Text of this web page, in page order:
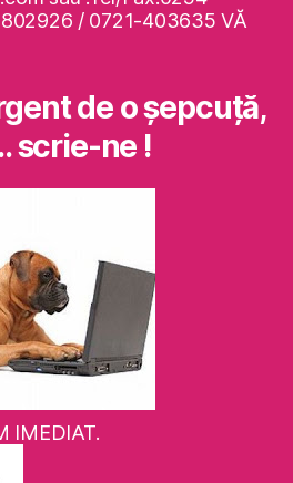
/ 0721-403635 VĂ
de o şepcuţă,
scrie-ne !
IMEDIAT.